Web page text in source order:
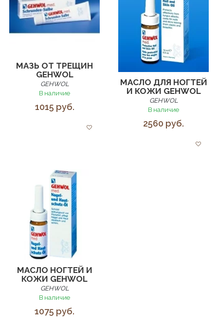
МАЗЬ ОТ ТРЕЩИН
GEHWOL
GEHWOL
В наличие
1015 руб.
МАСЛО ДЛЯ НОГТЕЙ
И КОЖИ GEHWOL
GEHWOL
В наличие
2560 руб.
МАСЛО НОГТЕЙ И
КОЖИ GEHWOL
GEHWOL
В наличие
1075 руб.